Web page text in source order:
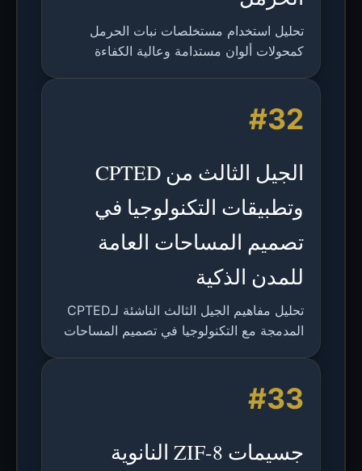
تحليل استخدام مستخلصات نبات الحرمل
كمحولات ألوان مستدامة وعالية الكفاءة
مصابيح LED.
#32
الجيل الثالث من CPTED
وتطبيقات التكنولوجيا في
تصميم المساحات العامة
للمدن الذكية
تحليل مفاهيم الجيل الثالث الناشئة لـCPTED
المدمجة مع التكنولوجيا في تصميم المساحات
الأمان.
#33
جسيمات ZIF-8 النانوية